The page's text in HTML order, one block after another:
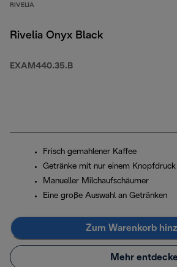
RIVELIA
Rivelia Onyx Black
EXAM440.35.B
Frisch gemahlener Kaffee
Getränke mit nur einem Knopfdruck
Manueller Milchaufschäumer
Eine große Auswahl an Getränken
Zum Warenkorb
Mehr